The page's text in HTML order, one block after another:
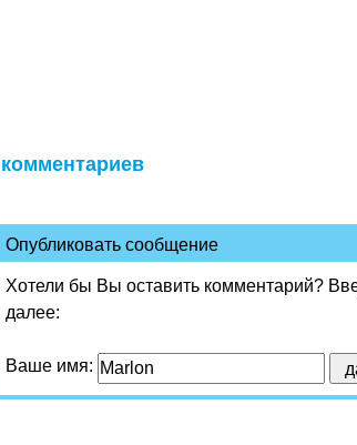
комментариев
Опубликовать сообщение
Хотели бы Вы оставить комментарий?
далее:
Ваше имя: